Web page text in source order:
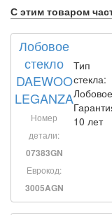
С этим товаром
Лобовое
стекло
DAEWOO
LEGANZA
Номер
детали:
07383GN
Еврокод:
3005AGN
Тип
стекла:
Лобовое
10 лет